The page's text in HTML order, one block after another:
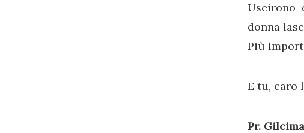
Uscirono
donna
Più
E tu, caro
Pr.